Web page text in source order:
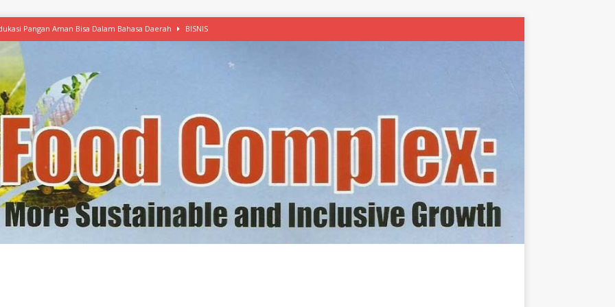
Pangan Aman Bisa Dalam Bahasa Daerah BISNIS
Mulai Ekspansi, IKEA dan MSC Dukung Seafood Berkelanjutan
Free Versi Healthy Choice, Tepung Talas Kimpul Pilihan Menu Sehat
Latih Olah Singkong, KKN Universitas Lampung Kenalkan Sosmocaf
Makanan dengan McCormick, Ciptakan Raksasa Rp1.100 Triliun